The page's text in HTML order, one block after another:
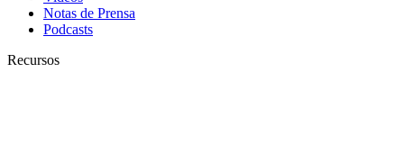
Notas de Prensa
Podcasts
Recursos